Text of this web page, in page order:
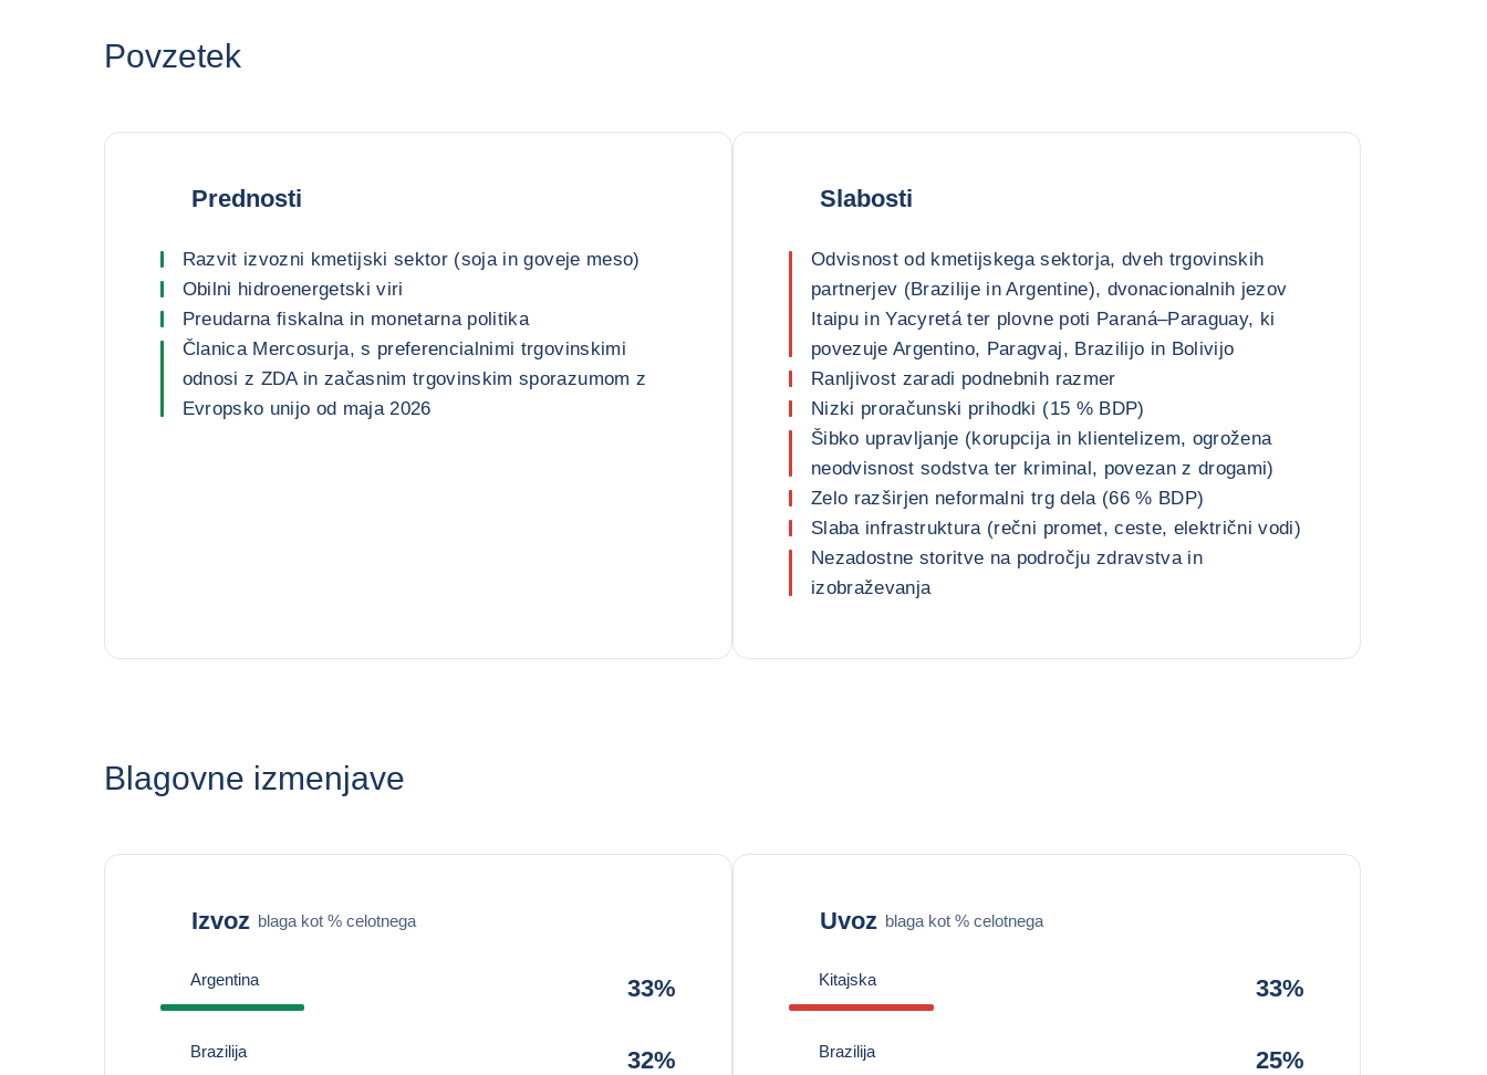
Povzetek
Prednosti
Razvit izvozni kmetijski sektor (soja in goveje meso)
Obilni hidroenergetski viri
Preudarna fiskalna in monetarna politika
Članica Mercosurja, s preferencialnimi trgovinskimi
odnosi z ZDA in začasnim trgovinskim sporazumom z
Evropsko unijo od maja 2026
Slabosti
Odvisnost od kmetijskega sektorja, dveh trgovinskih
partnerjev (Brazilije in Argentine), dvonacionalnih jezov
Itaipu in Yacyretá ter plovne poti Paraná–Paraguay, ki
povezuje Argentino, Paragvaj, Brazilijo in Bolivijo
Ranljivost zaradi podnebnih razmer
Nizki proračunski prihodki (15 % BDP)
Šibko upravljanje (korupcija in klientelizem, ogrožena
neodvisnost sodstva ter kriminal, povezan z drogami)
Zelo razširjen neformalni trg dela (66 % BDP)
Slaba infrastruktura (rečni promet, ceste, električni vodi)
Nezadostne storitve na področju zdravstva in
izobraževanja
Blagovne izmenjave
Izvoz blaga kot % celotnega
Argentina 33%
Brazilija 32%
Uvoz blaga kot % celotnega
Kitajska 33%
Brazilija 25%